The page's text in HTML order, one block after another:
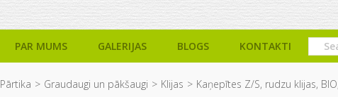
PAR MUMS GALERIJAS BLOGS KONTAKTI
Pārtika Graudaugi un pākšaugi Klijas Kaņepītes Z/S, rudzu klijas,